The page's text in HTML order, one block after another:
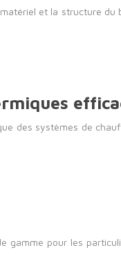
et la structure
des systèmes de
pour les